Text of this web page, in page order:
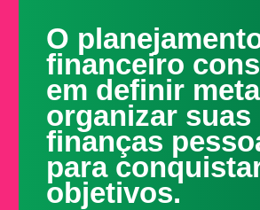
O
financeiro
em definir
organizar suas
finanças
para
objetivos.